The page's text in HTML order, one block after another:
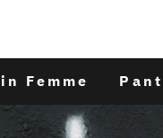
Femme